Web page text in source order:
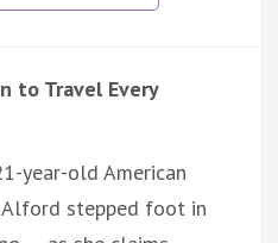
to Travel Every
year-old American
stepped foot in